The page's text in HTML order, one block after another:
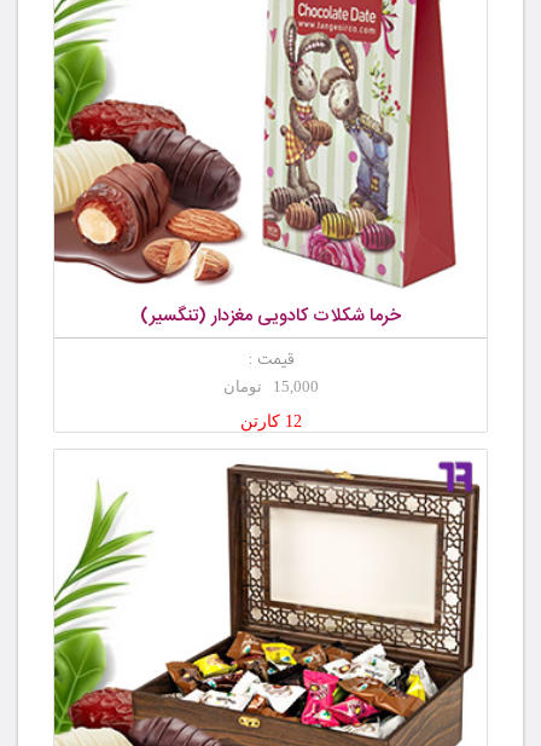
خرما شکلات کادویی مغزدار (تنگسیر)
قیمت :
15,000 تومان
12 کارتن